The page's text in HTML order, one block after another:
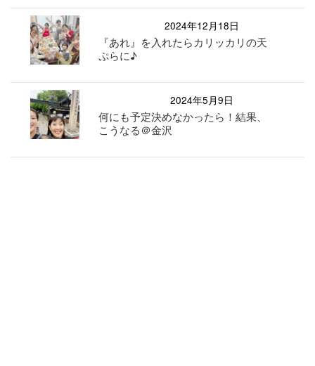
2024年12月18日
『あれ』を入れたらカリッカリの天
ぷらに♪
2024年5月9日
何にも予定決めなかったら！結果、
こうなる＠金沢